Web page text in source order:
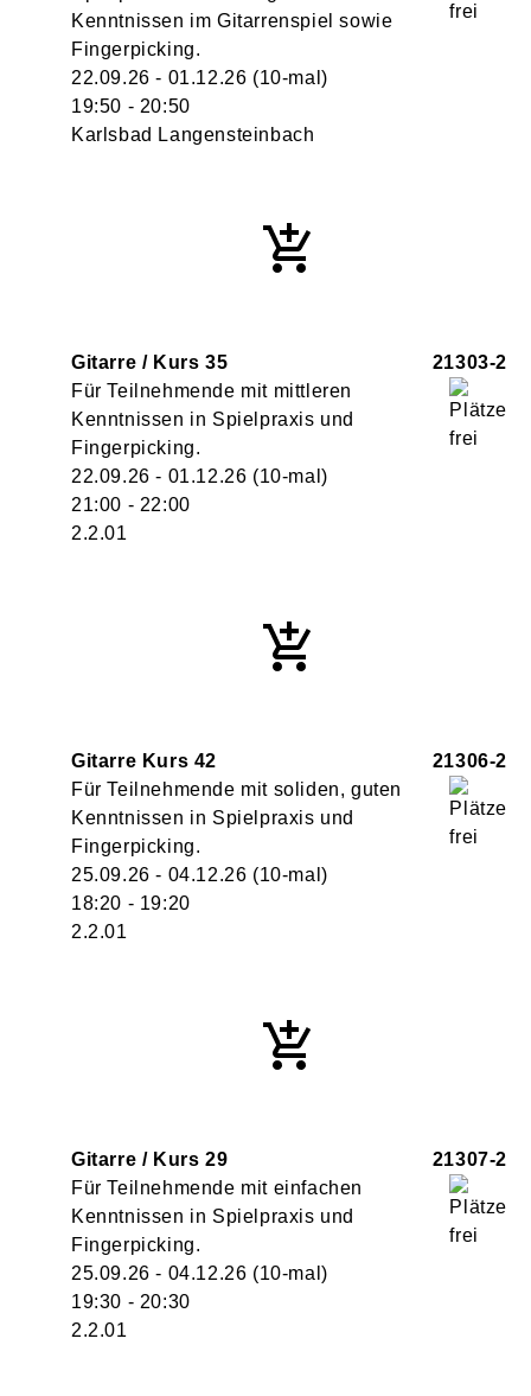
Kenntnissen im Gitarrenspiel sowie
Fingerpicking.
22.09.26 - 01.12.26 (10-mal)
19:50 - 20:50
Karlsbad Langensteinbach
Gitarre / Kurs 35
21303-2
Für Teilnehmende mit mittleren
Kenntnissen in Spielpraxis und
Fingerpicking.
22.09.26 - 01.12.26 (10-mal)
21:00 - 22:00
2.2.01
Gitarre Kurs 42
21306-2
Für Teilnehmende mit soliden, guten
Kenntnissen in Spielpraxis und
Fingerpicking.
25.09.26 - 04.12.26 (10-mal)
18:20 - 19:20
2.2.01
Gitarre / Kurs 29
21307-2
Für Teilnehmende mit einfachen
Kenntnissen in Spielpraxis und
Fingerpicking.
25.09.26 - 04.12.26 (10-mal)
19:30 - 20:30
2.2.01